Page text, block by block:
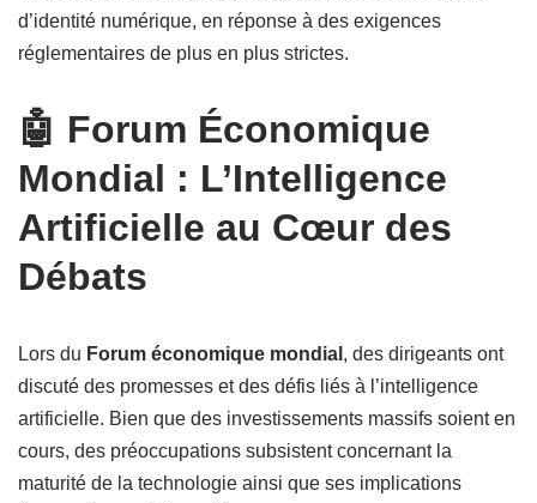
d’identité numérique, en réponse à des exigences
réglementaires de plus en plus strictes.
🤖 Forum Économique
Mondial : L’Intelligence
Artificielle au Cœur des
Débats
Lors du Forum économique mondial , des dirigeants ont
discuté des promesses et des défis liés à l’intelligence
artificielle. Bien que des investissements massifs soient en
cours, des préoccupations subsistent concernant la
maturité de la technologie ainsi que ses implications